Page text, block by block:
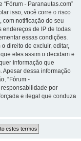
- Paranautas.com”
isso, você corre o risco
com notificação do seu
endereços de IP de todas
essas condições.
o direito de excluir, editar,
eles assim o decidam e
informação que
Apesar dessa informação
“Fórum -
responsabilidade por
e ilegal que conduza